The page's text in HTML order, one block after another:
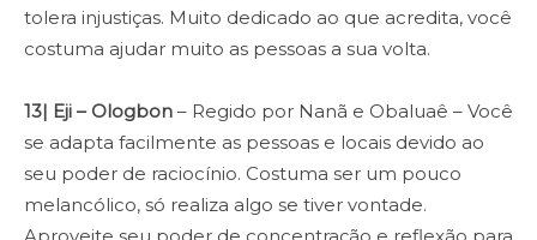
tolera injustiças. Muito dedicado ao que acredita, você
costuma ajudar muito as pessoas a sua volta.
13| Eji – Ologbon – Regido por Nanã e Obaluaê – Você
se adapta facilmente as pessoas e locais devido ao
seu poder de raciocínio. Costuma ser um pouco
melancólico, só realiza algo se tiver vontade.